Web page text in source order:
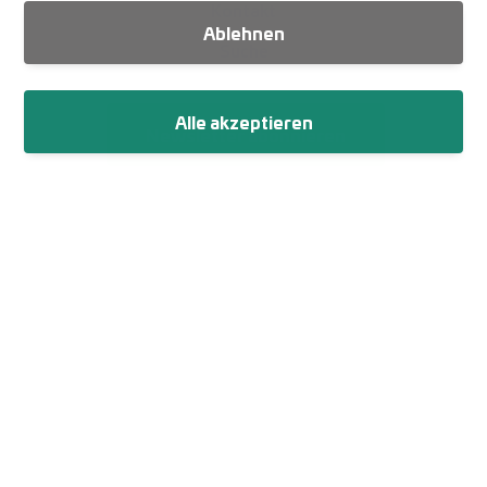
Newsletter abonnieren
Ablehnen
Alle akzeptieren